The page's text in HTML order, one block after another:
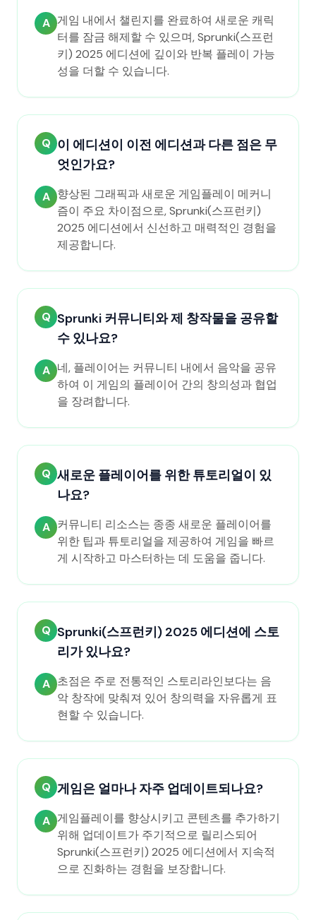
A 게임 내에서 챌린지를 완료하여 새로운 캐릭
터를 잠금 해제할 수 있으며, Sprunki(스프런
키) 2025 에디션에 깊이와 반복 플레이 가능
성을 더할 수 있습니다.
Q 이 에디션이 이전 에디션과 다른 점은 무
엇인가요?
A 향상된 그래픽과 새로운 게임플레이 메커니
즘이 주요 차이점으로, Sprunki(스프런키)
2025 에디션에서 신선하고 매력적인 경험을
제공합니다.
Q Sprunki 커뮤니티와 제 창작물을 공유할
수 있나요?
A 네, 플레이어는 커뮤니티 내에서 음악을 공유
하여 이 게임의 플레이어 간의 창의성과 협업
을 장려합니다.
Q 새로운 플레이어를 위한 튜토리얼이 있
나요?
A 커뮤니티 리소스는 종종 새로운 플레이어를
위한 팁과 튜토리얼을 제공하여 게임을 빠르
게 시작하고 마스터하는 데 도움을 줍니다.
Q Sprunki(스프런키) 2025 에디션에 스토
리가 있나요?
A 초점은 주로 전통적인 스토리라인보다는 음
악 창작에 맞춰져 있어 창의력을 자유롭게 표
현할 수 있습니다.
Q 게임은 얼마나 자주 업데이트되나요?
A 게임플레이를 향상시키고 콘텐츠를 추가하기
위해 업데이트가 주기적으로 릴리스되어
Sprunki(스프런키) 2025 에디션에서 지속적
으로 진화하는 경험을 보장합니다.